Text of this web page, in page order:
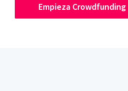
Empieza Crowdfunding